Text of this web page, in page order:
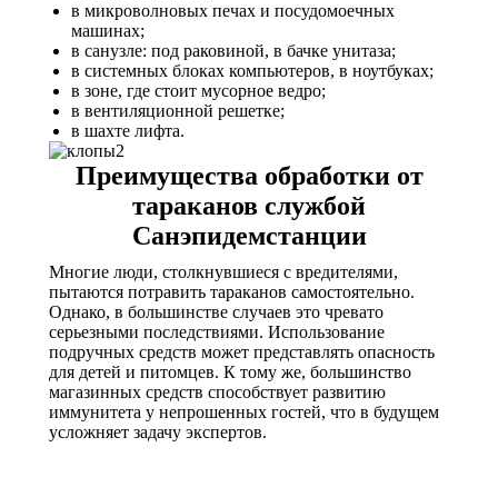
в микроволновых печах и посудомоечных
машинах;
в санузле: под раковиной, в бачке унитаза;
в системных блоках компьютеров, в ноутбуках;
в зоне, где стоит мусорное ведро;
в вентиляционной решетке;
в шахте лифта.
Преимущества обработки от
тараканов службой
Санэпидемстанции
Многие люди, столкнувшиеся с вредителями,
пытаются потравить тараканов самостоятельно.
Однако, в большинстве случаев это чревато
серьезными последствиями. Использование
подручных средств может представлять опасность
для детей и питомцев. К тому же, большинство
магазинных средств способствует развитию
иммунитета у непрошенных гостей, что в будущем
усложняет задачу экспертов.